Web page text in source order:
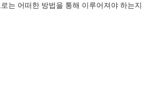
는 어떠한 방법을 통해 이루어져야 하는지